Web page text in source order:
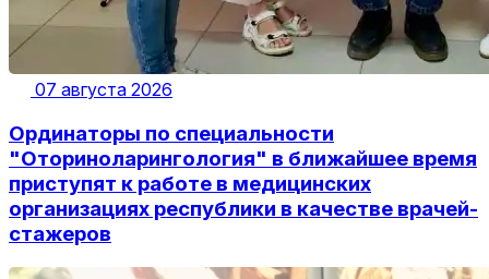
07 августа 2026
Ординаторы по специальности
"Оториноларингология" в ближайшее время
приступят к работе в медицинских
организациях республики в качестве врачей-
стажеров